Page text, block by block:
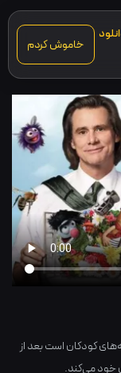
خاموش کردم
کودکان است بعد از
خود می‌کند.